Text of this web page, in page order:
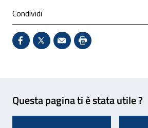
Condividi
Condividi su Facebook - Sito
X - Sito esterno -
Invio Mail: apre il
Stampa pagina:
Questa pagina ti è stata utile ?